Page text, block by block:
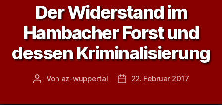
Der Widerstand im
Hambacher Forst und
dessen Kriminalisierung
Beitragsautor
Von az-wuppertal Veröffentlichungsdatum
22. Februar 2017